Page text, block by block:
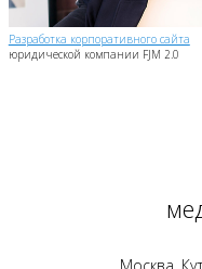
Разработка корпоративного сайта
юридической компании FJM 2.0